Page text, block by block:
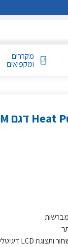
מקררים
ומקפיאים